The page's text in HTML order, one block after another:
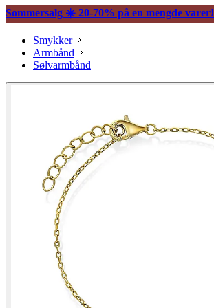
Sommersalg ☀️ 20-70% på en mengde varer!
Smykker
Armbånd
Sølvarmbånd